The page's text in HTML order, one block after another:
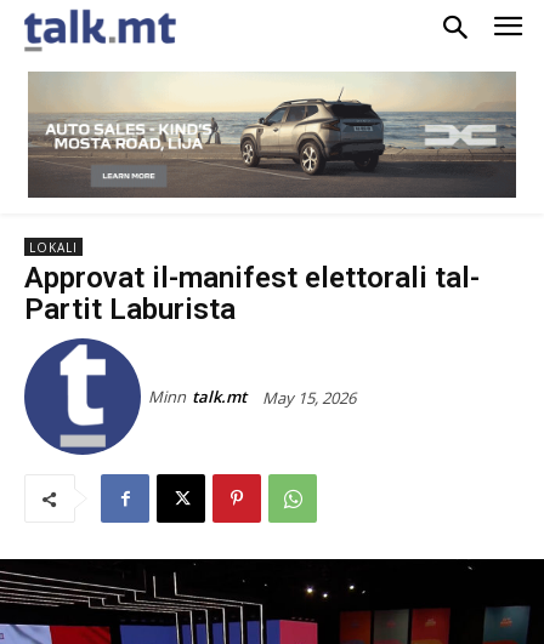
LOKALI
Approvat il-manifest elettorali tal-
Partit Laburista
Minn talk.mt May 15, 2026